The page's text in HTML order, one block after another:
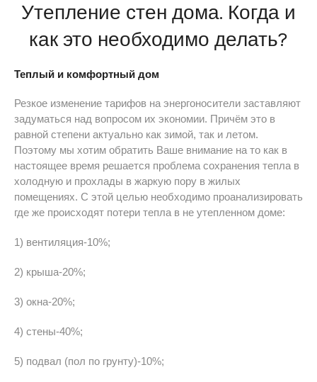
Утепление стен дома. Когда и
как это необходимо делать?
Теплый и комфортный дом
Резкое изменение тарифов на энергоносители заставляют
задуматься над вопросом их экономии. Причём это в
равной степени актуально как зимой, так и летом.
Поэтому мы хотим обратить Ваше внимание на то как в
настоящее время решается проблема сохранения тепла в
холодную и прохлады в жаркую пору в жилых
помещениях. С этой целью необходимо проанализировать
где же происходят потери тепла в не утепленном доме:
1) вентиляция-10%;
2) крыша-20%;
3) окна-20%;
4) стены-40%;
5) подвал (пол по грунту)-10%;